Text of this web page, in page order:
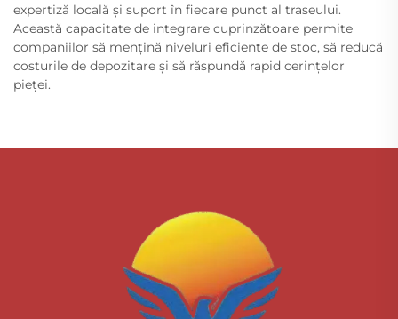
expertiză locală și suport în fiecare punct al traseului.
Această capacitate de integrare cuprinzătoare permite
companiilor să mențină niveluri eficiente de stoc, să reducă
costurile de depozitare și să răspundă rapid cerințelor
pieței.